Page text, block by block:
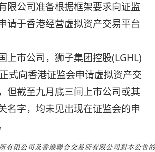
限公司准备根据框架要求向证监
请于香港经营虚拟资产交易平台
上市公司，狮子集团控股(LGHL)
式向香港证监会申请虚拟资产交
但截至九月底三间上市公司或其
名字，均未见出现在证监会的申